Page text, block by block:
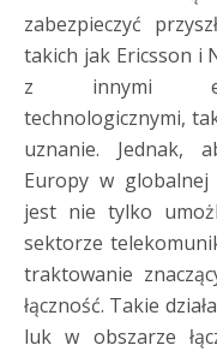
zabezpieczyć
takich jak Ericsson i
z innymi
technologicznymi,
uznanie. Jednak,
Europy w globalnej
jest nie tylko
sektorze
traktowanie
łączność. Takie
luk w obszarze